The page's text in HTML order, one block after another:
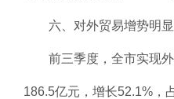
六、对外贸易增势明
前三季度，全市实现
186.5亿元，增长52.1%，